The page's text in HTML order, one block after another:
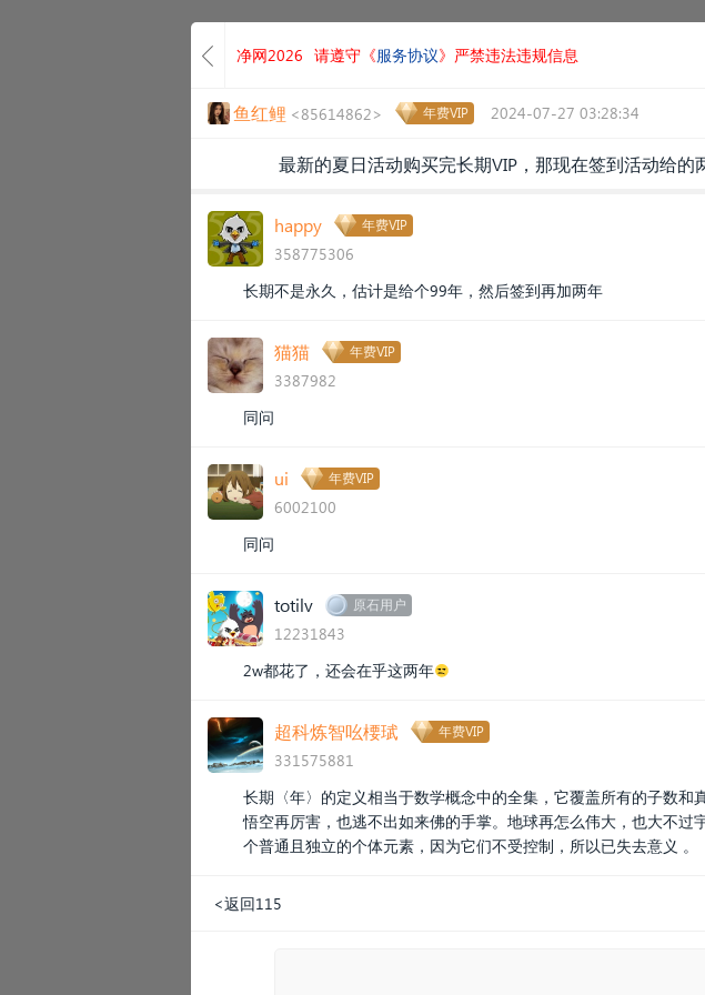
净网2026 请遵守《服务协议》严禁违法违规信息
鱼红鲤 <85614862> 年费VIP 2024-07-27 03:28:34
最新的夏日活动购买完长期VIP，那现在签到活动给
happy 年费VIP
358775306
长期不是永久，估计是给个99年，然后签到再加两年
猫猫 年费VIP
3387982
同问
ui 年费VIP
6002100
同问
totilv 原石用户
12231843
2w都花了，还会在乎这两年😒
超科炼智吆楆珷 年费VIP
331575881
长期〈年〉的定义相当于数学概念中的全集，它覆盖所有的子数
悟空再厉害，也逃不出如来佛的手掌。地球再怎么伟大，也大不
个普通且独立的个体元素，因为它们不受控制，所以已失去意义 。
<返回115